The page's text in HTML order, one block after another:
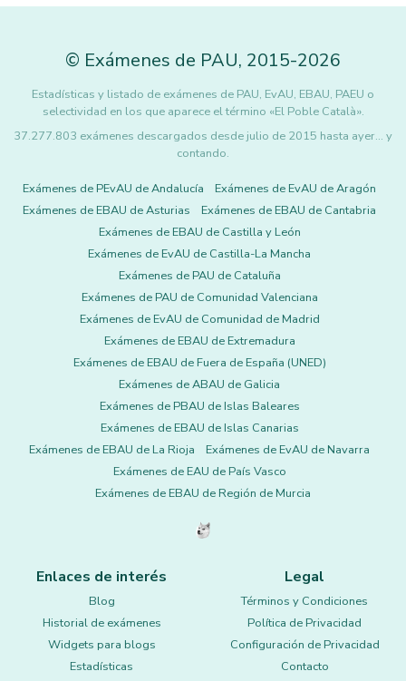
© Exámenes de PAU, 2015-2026
Estadísticas y listado de exámenes de PAU, EvAU, EBAU, PAEU o
selectividad en los que aparece el término «El Poble Català».
37.277.803 exámenes descargados desde julio de 2015 hasta ayer... y
contando.
Exámenes de PEvAU de Andalucía
Exámenes de EvAU de Aragón
Exámenes de EBAU de Asturias
Exámenes de EBAU de Cantabria
Exámenes de EBAU de Castilla y León
Exámenes de EvAU de Castilla-La Mancha
Exámenes de PAU de Cataluña
Exámenes de PAU de Comunidad Valenciana
Exámenes de EvAU de Comunidad de Madrid
Exámenes de EBAU de Extremadura
Exámenes de EBAU de Fuera de España (UNED)
Exámenes de ABAU de Galicia
Exámenes de PBAU de Islas Baleares
Exámenes de EBAU de Islas Canarias
Exámenes de EBAU de La Rioja
Exámenes de EvAU de Navarra
Exámenes de EAU de País Vasco
Exámenes de EBAU de Región de Murcia
Enlaces de interés
Blog
Historial de exámenes
Widgets para blogs
Estadísticas
Legal
Términos y Condiciones
Política de Privacidad
Configuración de Privacidad
Contacto